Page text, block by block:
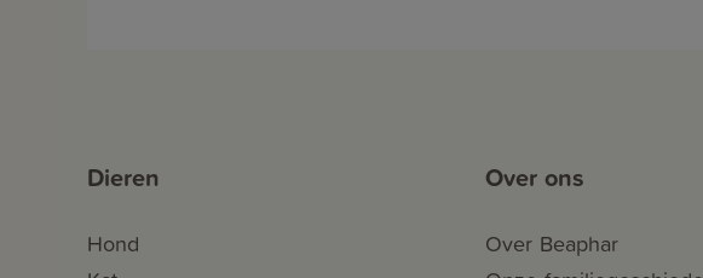
Dieren
Hond
Over ons
Over Beaphar